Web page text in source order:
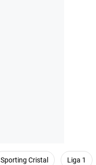
Sporting Cristal Liga 1